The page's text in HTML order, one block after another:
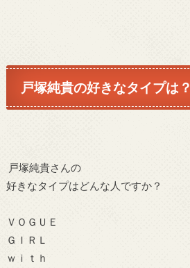
戸塚純貴の好きなタイプは？
戸塚純貴さんの
好きなタイプはどんな人ですか？
ＶＯＧＵＥ
ＧＩＲＬ
ｗｉｔｈ